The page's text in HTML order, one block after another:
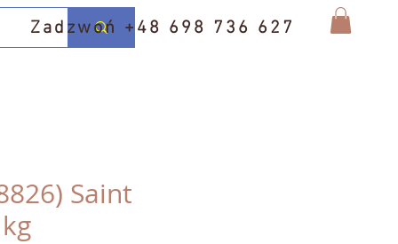
Zadzwoń +48 698 736 627
Saint